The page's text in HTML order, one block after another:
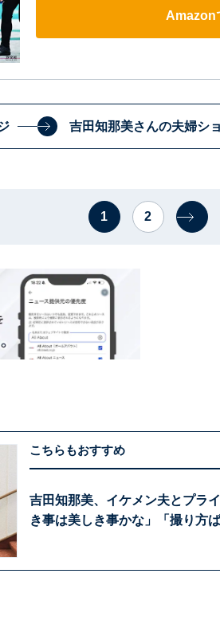
Amazon
吉田知那美さんの夫婦シ
1 2
こちらもおすすめ
吉田知那美、イケメン夫とプラ
き事は美しき事かな」「撮り方ば